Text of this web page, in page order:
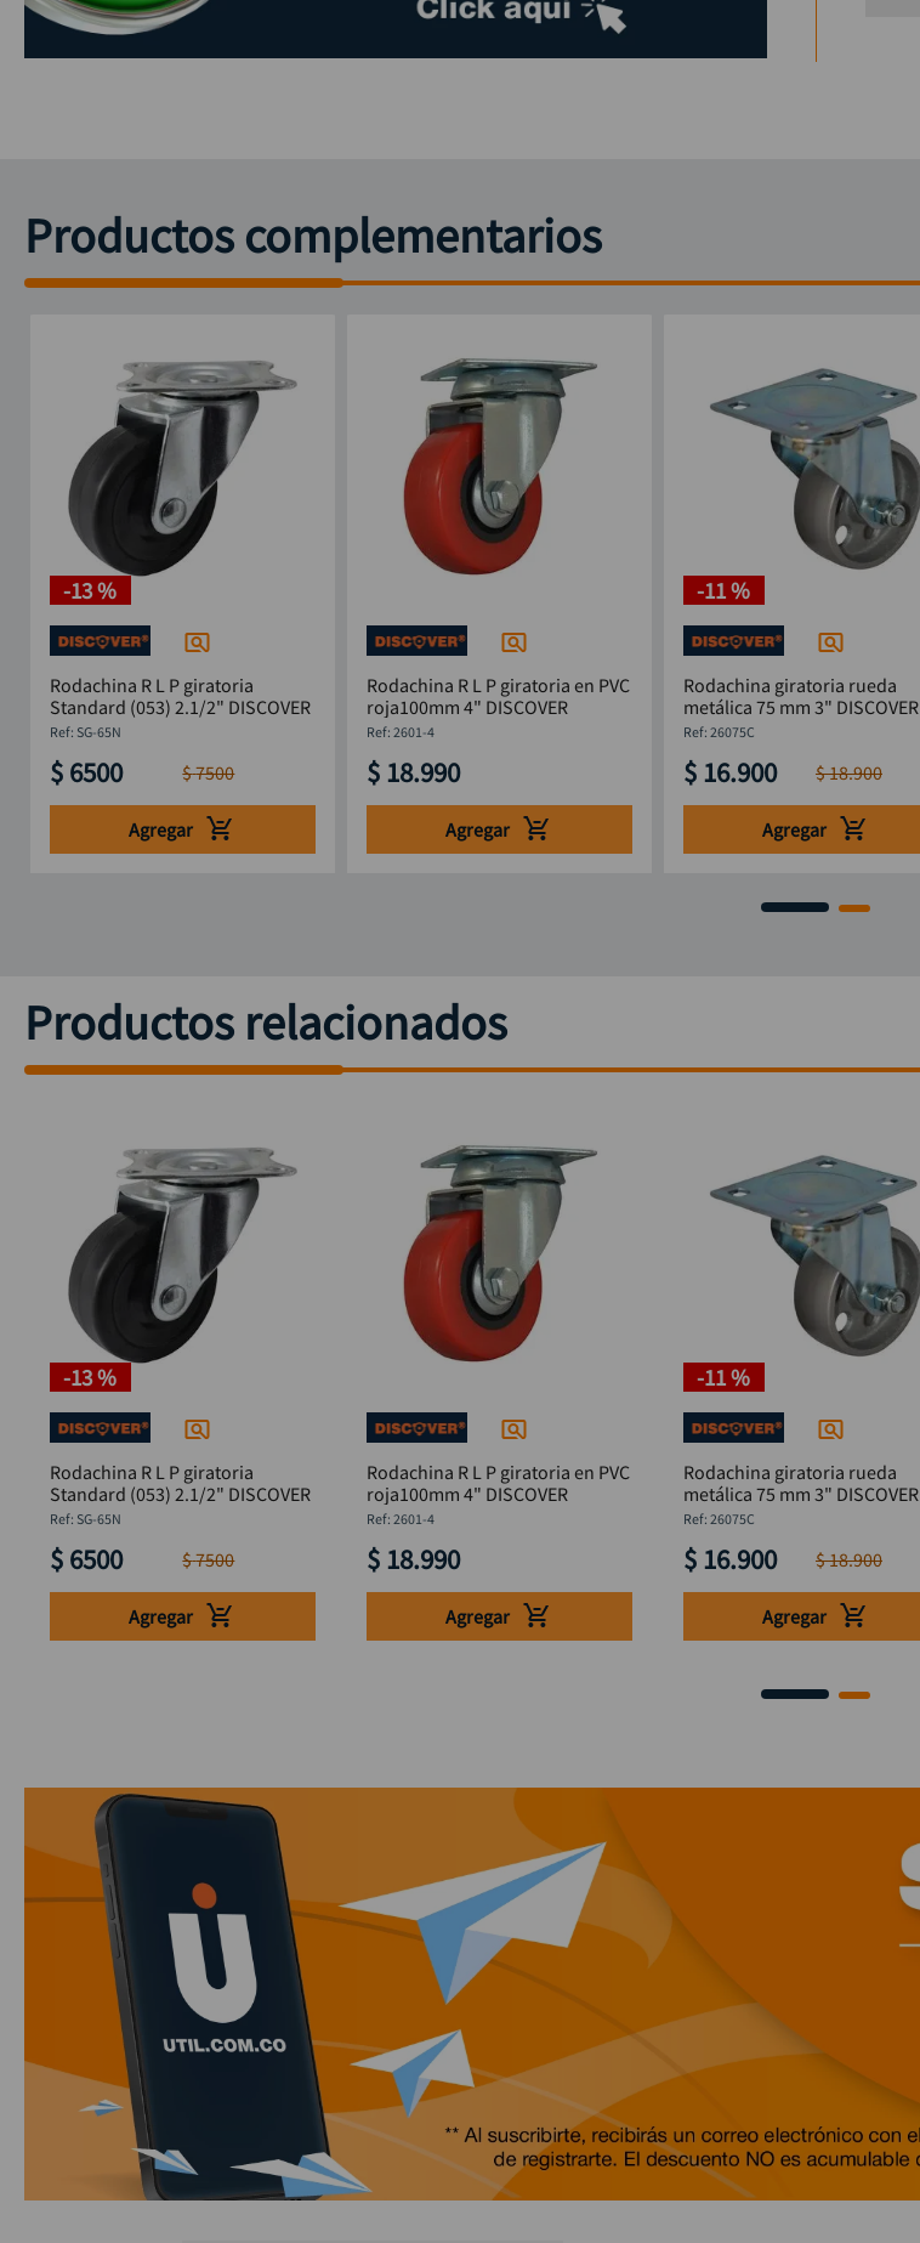
Productos complementarios
-13 %
Rodachina R L P giratoria
Standard (053) 2.1/2" DISCOVER
: SG-65N
$ 6500 $7500
Agregar
Rodachina R L P giratoria en PVC
roja100mm 4" DISCOVER
: 2601-4
$ 18.990
Agregar
-11 %
Rodachina giratoria rueda
metálica 75 mm 3" DISCOVER
: 26075C
$ 16.900 $18.900
Agregar
Productos relacionados
-13 %
Rodachina R L P giratoria
Standard (053) 2.1/2" DISCOVER
: SG-65N
$ 6500 $7500
Agregar
Rodachina R L P giratoria en PVC
roja100mm 4" DISCOVER
: 2601-4
$ 18.990
Agregar
-11 %
Rodachina giratoria rueda
metálica 75 mm 3" DISCOVER
: 26075C
$ 16.900 $18.900
Agregar